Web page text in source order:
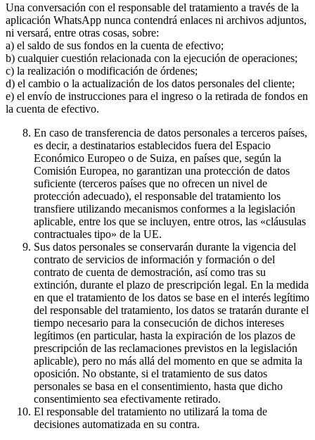
Una conversación con el responsable del tratamiento a través de la
aplicación WhatsApp nunca contendrá enlaces ni archivos adjuntos,
ni versará, entre otras cosas, sobre:
a) el saldo de sus fondos en la cuenta de efectivo;
b) cualquier cuestión relacionada con la ejecución de operaciones;
c) la realización o modificación de órdenes;
d) el cambio o la actualización de los datos personales del cliente;
e) el envío de instrucciones para el ingreso o la retirada de fondos en
la cuenta de efectivo.
En caso de transferencia de datos personales a terceros países,
es decir, a destinatarios establecidos fuera del Espacio
Económico Europeo o de Suiza, en países que, según la
Comisión Europea, no garantizan una protección de datos
suficiente (terceros países que no ofrecen un nivel de
protección adecuado), el responsable del tratamiento los
transfiere utilizando mecanismos conformes a la legislación
aplicable, entre los que se incluyen, entre otros, las «cláusulas
contractuales tipo» de la UE.
Sus datos personales se conservarán durante la vigencia del
contrato de servicios de información y formación o del
contrato de cuenta de demostración, así como tras su
extinción, durante el plazo de prescripción legal. En la medida
en que el tratamiento de los datos se base en el interés legítimo
del responsable del tratamiento, los datos se tratarán durante el
tiempo necesario para la consecución de dichos intereses
legítimos (en particular, hasta la expiración de los plazos de
prescripción de las reclamaciones previstos en la legislación
aplicable), pero no más allá del momento en que se admita la
oposición. No obstante, si el tratamiento de sus datos
personales se basa en el consentimiento, hasta que dicho
consentimiento sea efectivamente retirado.
El responsable del tratamiento no utilizará la toma de
decisiones automatizada en su contra.